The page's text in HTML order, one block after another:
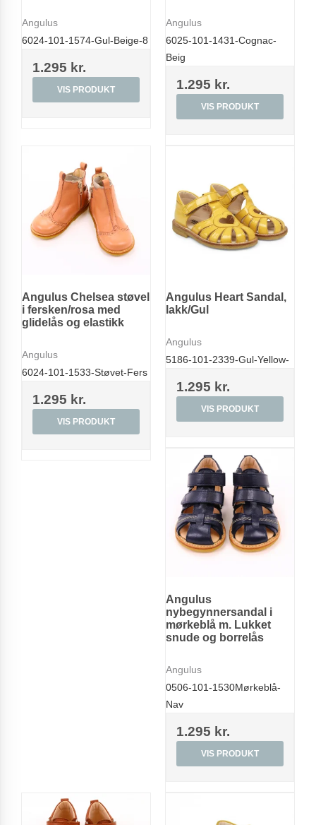
Angulus
6024-101-1574-Gul-Beige-8
1.295 kr.
VIS PRODUKT
Angulus
6025-101-1431-Cognac-
Beig
1.295 kr.
VIS PRODUKT
Angulus Chelsea støvel
i fersken/rosa med
glidelås og elastikk
Angulus
6024-101-1533-Støvet-Fers
1.295 kr.
VIS PRODUKT
Angulus Heart Sandal,
lakk/Gul
Angulus
5186-101-2339-Gul-Yellow-
1.295 kr.
VIS PRODUKT
Angulus
nybegynnersandal i
mørkeblå m. Lukket
snude og borrelås
Angulus
0506-101-1530Mørkeblå-
Nav
1.295 kr.
VIS PRODUKT